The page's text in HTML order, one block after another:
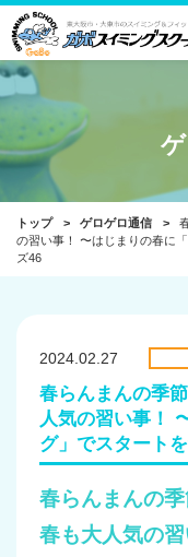
トップ ゲロゲロ通信
の習い事！ 〜はじまりの春に
ズ46
2024.02.27
春らんまんの季
人気の習い事！
グ」でスタート
春らんまんの
春も大人気の